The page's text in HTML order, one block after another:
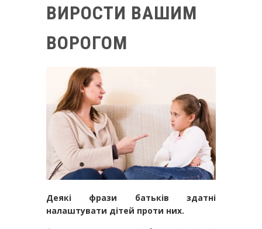
ВИРОСТИ ВАШИМ
ВОРОГОМ
Деякі фрази батьків здатні
налаштувати дітей проти них.